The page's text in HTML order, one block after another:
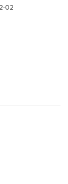
02